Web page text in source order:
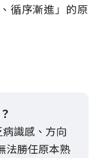
循序漸進」的原
識感、方向
法勝任原本熟